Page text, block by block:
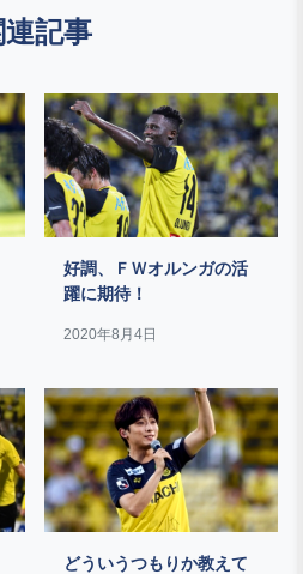
連記事
好調、ＦＷオルンガの活
躍に期待！
2020年8月4日
どういうつもりか教えて